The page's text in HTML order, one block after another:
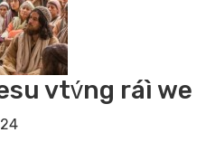
vtv́ng ráì we